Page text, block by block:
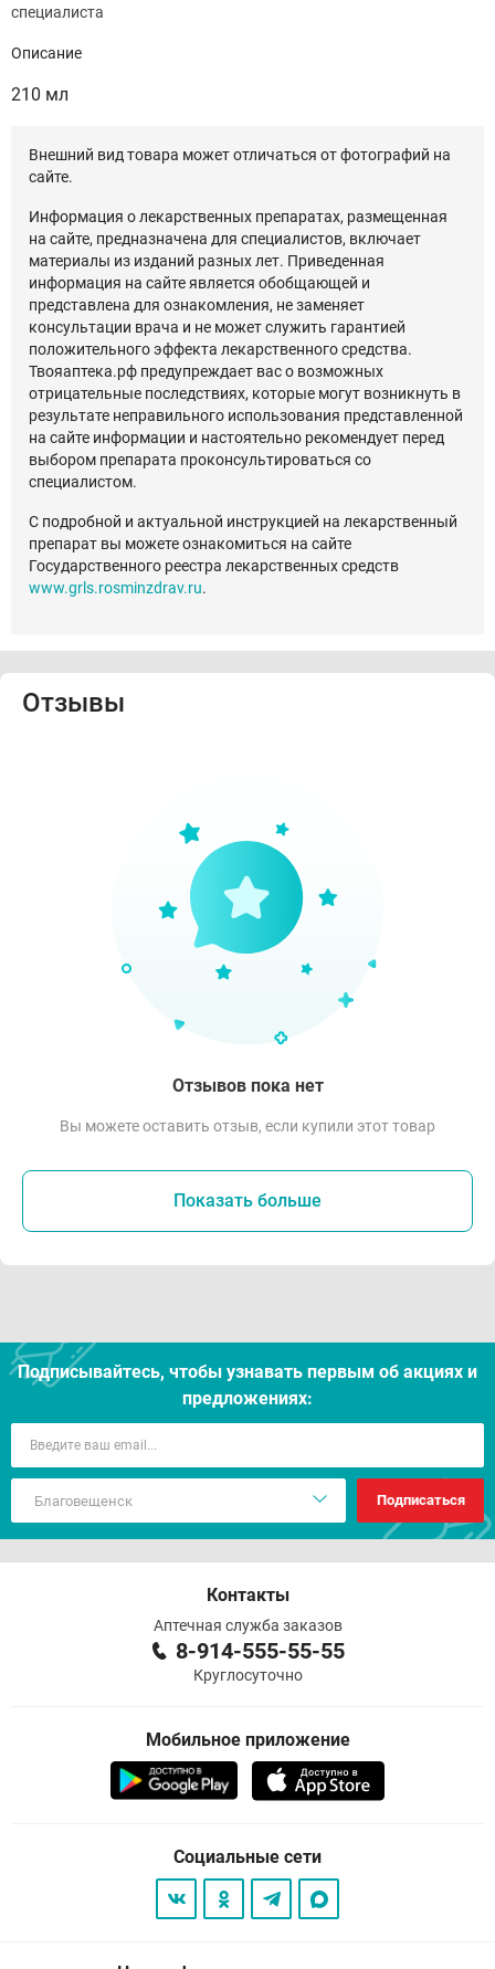
специалиста
Описание
210 мл
Внешний вид товара может отличаться от фотографий на
сайте.
Информация о лекарственных препаратах, размещенная
на сайте, предназначена для специалистов, включает
материалы из изданий разных лет. Приведенная
информация на сайте является обобщающей и
представлена для ознакомления, не заменяет
консультации врача и не может служить гарантией
положительного эффекта лекарственного средства.
Твояаптека.рф предупреждает вас о возможных
отрицательные последствиях, которые могут возникнуть в
результате неправильного использования представленной
на сайте информации и настоятельно рекомендует перед
выбором препарата проконсультироваться со
специалистом.
С подробной и актуальной инструкцией на лекарственный
препарат вы можете ознакомиться на сайте
Государственного реестра лекарственных средств
www.grls.rosminzdrav.ru.
Отзывы
Отзывов пока нет
Вы можете оставить отзыв, если купили этот товар
Показать больше
Подписывайтесь, чтобы узнавать первым об акцияx и
предложениях:
Подписаться
Контакты
Аптечная служба заказов
8-914-555-55-55
Круглосуточно
Мобильное приложение
Социальные сети